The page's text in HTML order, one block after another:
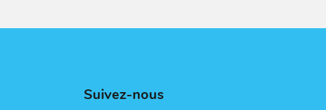
Suivez-nous